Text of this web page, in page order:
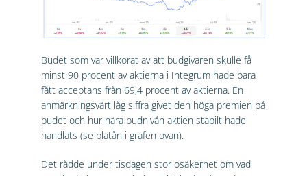
Budet som var villkorat av att budgivaren skulle få
minst 90 procent av aktierna i Integrum hade bara
fått acceptans från 69,4 procent av aktierna. En
anmärkningsvärt låg siffra givet den höga premien på
budet och hur nära budnivån aktien stabilt hade
handlats (se platån i grafen ovan).
Det rådde under tisdagen stor osäkerhet om vad